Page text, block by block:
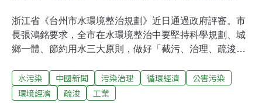
浙江省《台州市水環境整治規劃》近日通過政府評審。市
長張鴻銘要求，全市在水環境整治中要堅持科學規劃、城
鄉一體、節約用水三大原則，做好「截污、治理、疏浚、
決定，投資21.5億元在「十一五」期間全面開展市區水環
境綜合整治，切實改善水環境品質。《規劃》以實現「水
水污染 中國新聞 污染治理 循環經濟
公害污染
環境經濟
疏浚 工業